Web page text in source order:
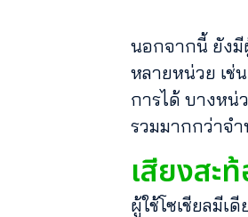
นอกจากนี้ ยังมี
หลายหน่วย เช่
การได้ บางห
รวมมากกว่าจ
เสียงสะ
ผู้ใช้โซเชียลมี